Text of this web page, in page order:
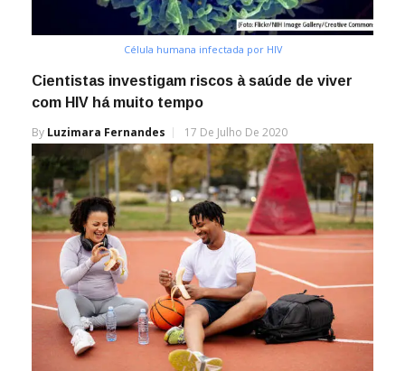
Célula humana infectada por HIV
Cientistas investigam riscos à saúde de viver
com HIV há muito tempo
By Luzimara Fernandes 17 De Julho De 2020